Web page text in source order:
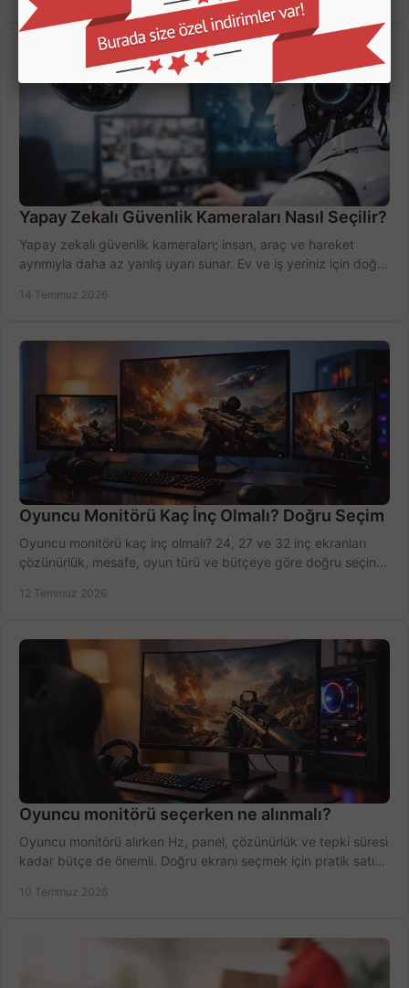
Yapay Zekalı Güvenlik Kameraları Nasıl Seçilir?
Yapay zekalı güvenlik kameraları; insan, araç ve hareket
ayrımıyla daha az yanlış uyarı sunar. Ev ve iş yeriniz için doğru
14 Temmuz 2026
Oyuncu Monitörü Kaç İnç Olmalı? Doğru Seçim
Oyuncu monitörü kaç inç olmalı? 24, 27 ve 32 inç ekranları
çözünürlük, mesafe, oyun türü ve bütçeye göre doğru seçin,
12 Temmuz 2026
Oyuncu monitörü seçerken ne alınmalı?
Oyuncu monitörü alırken Hz, panel, çözünürlük ve tepki süresi
kadar bütçe de önemli. Doğru ekranı seçmek için pratik satın
10 Temmuz 2026